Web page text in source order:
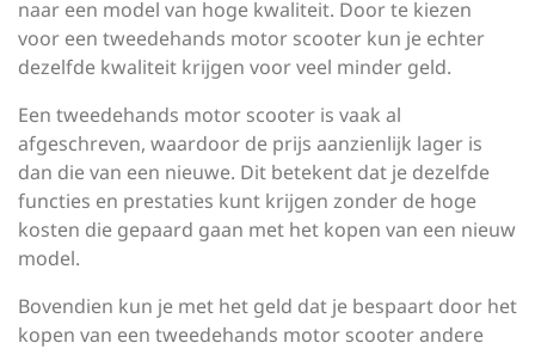
naar een model van hoge kwaliteit. Door te kiezen
voor een tweedehands motor scooter kun je echter
dezelfde kwaliteit krijgen voor veel minder geld.
Een tweedehands motor scooter is vaak al
afgeschreven, waardoor de prijs aanzienlijk lager is
dan die van een nieuwe. Dit betekent dat je dezelfde
functies en prestaties kunt krijgen zonder de hoge
kosten die gepaard gaan met het kopen van een nieuw
model.
Bovendien kun je met het geld dat je bespaart door het
kopen van een tweedehands motor scooter andere